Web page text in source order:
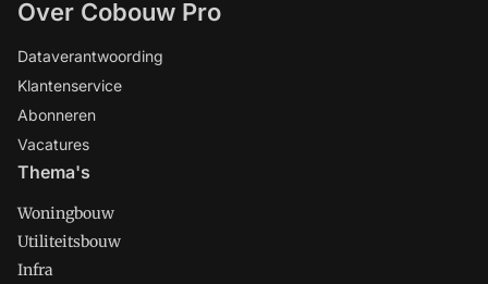
Over Cobouw Pro
Dataverantwoording
Klantenservice
Abonneren
Vacatures
Thema's
Woningbouw
Utiliteitsbouw
Infra